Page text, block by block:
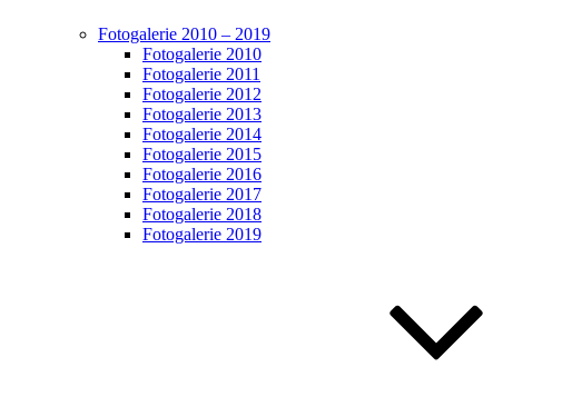
Fotogalerie 2010 – 2019
Fotogalerie 2010
Fotogalerie 2011
Fotogalerie 2012
Fotogalerie 2013
Fotogalerie 2014
Fotogalerie 2015
Fotogalerie 2016
Fotogalerie 2017
Fotogalerie 2018
Fotogalerie 2019